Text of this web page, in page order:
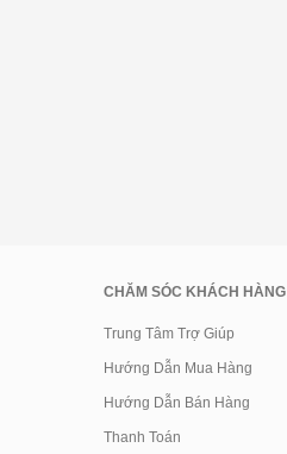
CHĂM SÓC KHÁCH HÀNG
Trung Tâm Trợ Giúp
Hướng Dẫn Mua Hàng
Hướng Dẫn Bán Hàng
Thanh Toán